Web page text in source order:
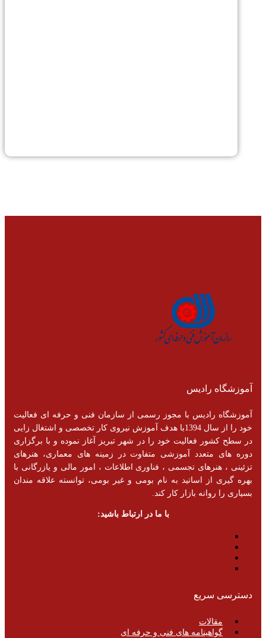
آموزشگاه رادیس
آموزشگاه رادیس با مجوز رسمی از سازمان فنی و حرفه ای فعالیت
خود را از سال 1394با هدف آموزش نیروی کار تخصصی و اشتغال زایی
در سطح کشور فعالیت خود را در شهر تبریز آغاز نموده و با برگزاری
دوره های متعدد آموزشی متفاوت در زمینه های معماری، هنرهای
تزئینی ، هنرهای تجسمی ، فناوری اطلاعات ، امور مالی و یازرگانی با
بهره گیری از اساتید به نام بومی و غیر بومی، توانسته علاقه مندان
بسیاری را روانه بازار کار کند.
با ما در ارتباط باشید:
دسترسی سریع
مقالات
گواهینامه های فنی و حرفه ای